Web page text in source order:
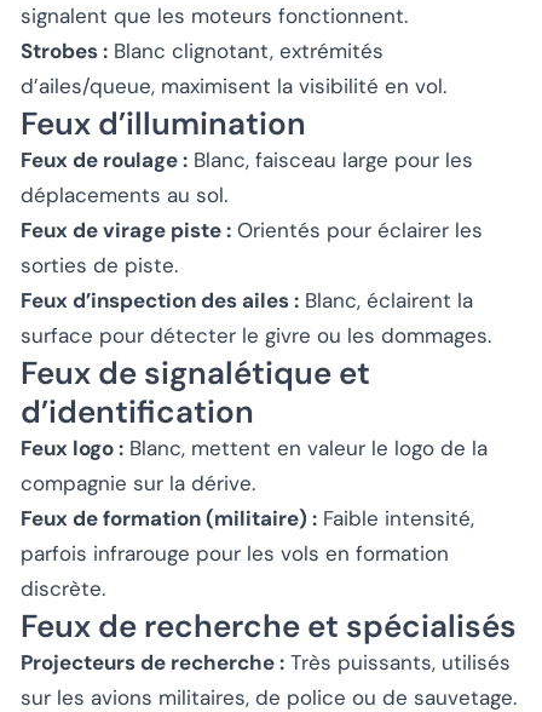
signalent que les moteurs fonctionnent.
Strobes : Blanc clignotant, extrémités
d’ailes/queue, maximisent la visibilité en vol.
Feux d’illumination
Feux de roulage : Blanc, faisceau large pour les
déplacements au sol.
Feux de virage piste : Orientés pour éclairer les
sorties de piste.
Feux d’inspection des ailes : Blanc, éclairent la
surface pour détecter le givre ou les dommages.
Feux de signalétique et
d’identification
Feux logo : Blanc, mettent en valeur le logo de la
compagnie sur la dérive.
Feux de formation (militaire) : Faible intensité,
parfois infrarouge pour les vols en formation
discrète.
Feux de recherche et spécialisés
Projecteurs de recherche : Très puissants, utilisés
sur les avions militaires, de police ou de sauvetage.